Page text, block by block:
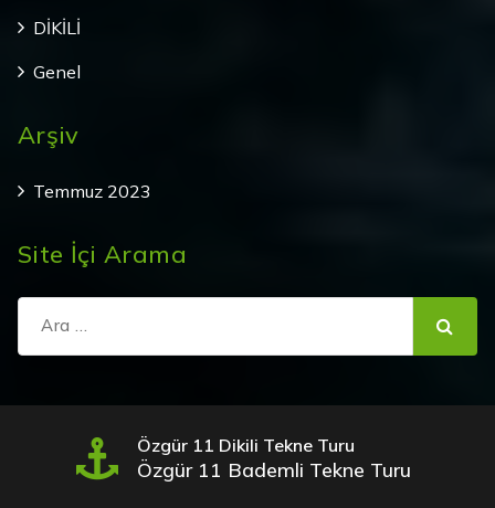
DİKİLİ
Genel
Arşiv
Temmuz 2023
Site İçi Arama
Şunu
ara:
Özgür 11 Dikili Tekne Turu
Özgür 11 Bademli Tekne Turu